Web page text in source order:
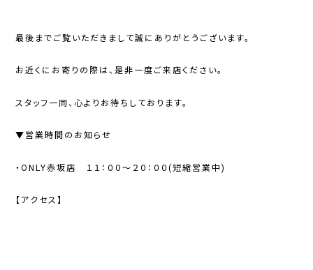
最後までご覧いただきまして誠にありがとうございます。
お近くにお寄りの際は、是非一度ご来店ください。
スタッフ一同、心よりお待ちしております。
▼営業時間のお知らせ
・ONLY赤坂店 １１：００～２０：００(短縮営業中)
【アクセス】